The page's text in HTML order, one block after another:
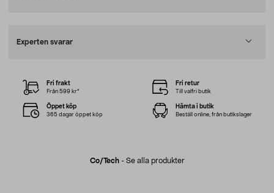
Experten svarar
Co/tech- Se alla produkter
Fri frakt
Från 599 kr*
Fri retur
Till valfri butik
Öppet köp
365 dagar öppet köp
Hämta i butik
Beställ online, från butikslager